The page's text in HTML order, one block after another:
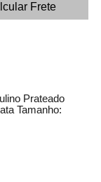
Prateado
Tamanho: